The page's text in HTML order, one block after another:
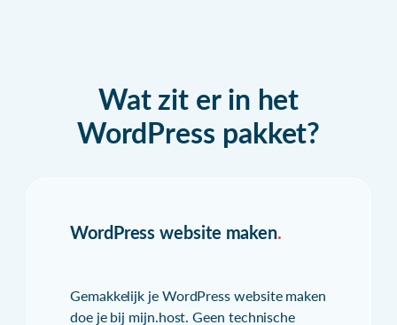
Wat zit er in het
WordPress pakket?
WordPress website maken.
Gemakkelijk je WordPress website maken
doe je bij mijn.host. Geen technische